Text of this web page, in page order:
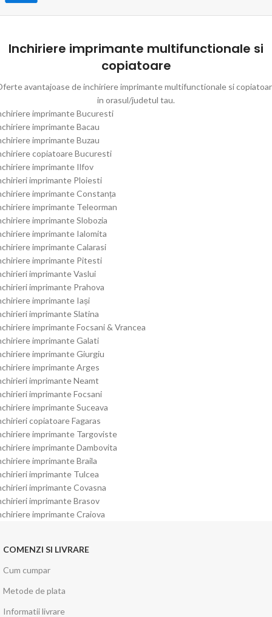
Inchiriere imprimante multifunctionale si
copiatoare
avantajoase de inchiriere imprimante multifunctionale si
in orasul/judetul tau.
imprimante Bucuresti
imprimante Bacau
imprimante Buzau
copiatoare Bucuresti
imprimante Ilfov
imprimante Ploiesti
imprimante Constanța
imprimante Teleorman
imprimante Slobozia
imprimante Ialomita
imprimante Calarasi
imprimante Pitesti
imprimante Vaslui
imprimante Prahova
imprimante Iași
imprimante Slatina
imprimante Focsani & Vrancea
imprimante Galati
imprimante Giurgiu
imprimante Arges
imprimante Neamt
imprimante Focsani
imprimante Suceava
copiatoare Fagaras
imprimante Targoviste
imprimante Dambovita
imprimante Braila
imprimante Tulcea
imprimante Covasna
imprimante Brasov
imprimante Craiova
COMENZI SI LIVRARE
Cum cumpar
Metode de plata
Informatii livrare